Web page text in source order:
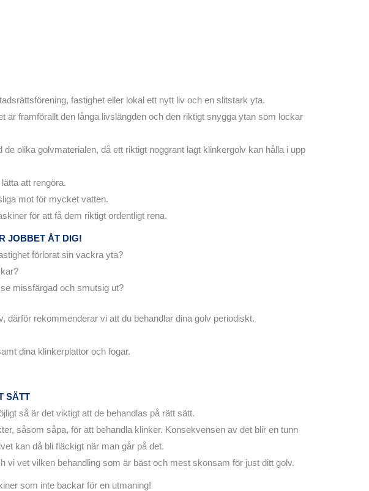
fastighet eller lokal ett nytt liv och en slitstark yta.
är framförallt den långa livslängden och den riktigt snygga ytan som lockar
olika golvmaterialen, då ett riktigt noggrant lagt klinkergolv kan hålla i upp
att rengöra.
mot för mycket vatten.
för att få dem riktigt ordentligt rena.
JOBBET ÅT DIG!
förlorat sin vackra yta?
missfärgad och smutsig ut?
därför rekommenderar vi att du behandlar dina golv periodiskt.
dina klinkerplattor och fogar.
SÄTT
så är det viktigt att de behandlas på rätt sätt.
såsom såpa, för att behandla klinker. Konsekvensen av det blir en tunn
kan då bli fläckigt när man går på det.
vi vet vilken behandling som är bäst och mest skonsam för just ditt golv.
som inte backar för en utmaning!